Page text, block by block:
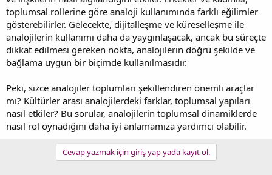
toplumsal rollerine göre analoji kullanımında farklı eğilimler
gösterebilirler. Gelecekte, dijitalleşme ve küreselleşme ile
analojilerin kullanımı daha da yaygınlaşacak, ancak bu süreçte
dikkat edilmesi gereken nokta, analojilerin doğru şekilde ve
bağlama uygun bir biçimde kullanılmasıdır.
Peki, sizce analojiler toplumları şekillendiren önemli araçlar
mı? Kültürler arası analojilerdeki farklar, toplumsal yapıları
nasıl etkiler? Bu sorular, analojilerin toplumsal dinamiklerde
nasıl rol oynadığını daha iyi anlamamıza yardımcı olabilir.
Cevap yazmak için giriş yap yada kayıt ol.